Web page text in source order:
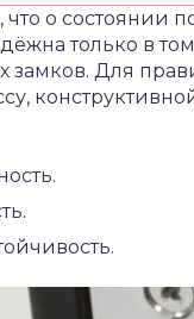
что о состоянии
только в
замков. Для